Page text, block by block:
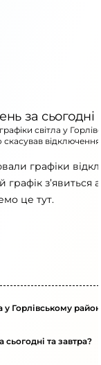
за сьогодні
світла у
графіки
з’явиться
це тут.
Горлівському
сьогодні та завтра?